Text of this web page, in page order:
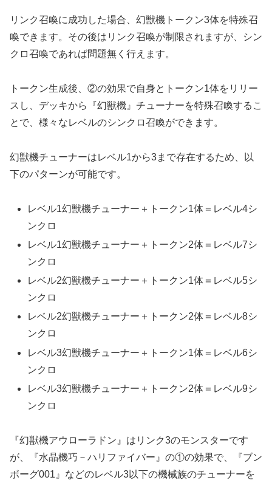
リンク召喚に成功した場合、幻獣機トークン3体を特殊召
喚できます。その後はリンク召喚が制限されますが、シン
クロ召喚であれば問題無く行えます。
トークン生成後、②の効果で自身とトークン1体をリリー
スし、デッキから『幻獣機』チューナーを特殊召喚するこ
とで、様々なレベルのシンクロ召喚ができます。
幻獣機チューナーはレベル1から3まで存在するため、以
下のパターンが可能です。
レベル1幻獣機チューナー＋トークン1体＝レベル4シ
ンクロ
レベル1幻獣機チューナー＋トークン2体＝レベル7シ
ンクロ
レベル2幻獣機チューナー＋トークン1体＝レベル5シ
ンクロ
レベル2幻獣機チューナー＋トークン2体＝レベル8シ
ンクロ
レベル3幻獣機チューナー＋トークン1体＝レベル6シ
ンクロ
レベル3幻獣機チューナー＋トークン2体＝レベル9シ
ンクロ
『幻獣機アウローラドン』はリンク3のモンスターです
が、『水晶機巧－ハリファイバー』の①の効果で、『ブン
ボーグ001』などのレベル3以下の機械族のチューナーを